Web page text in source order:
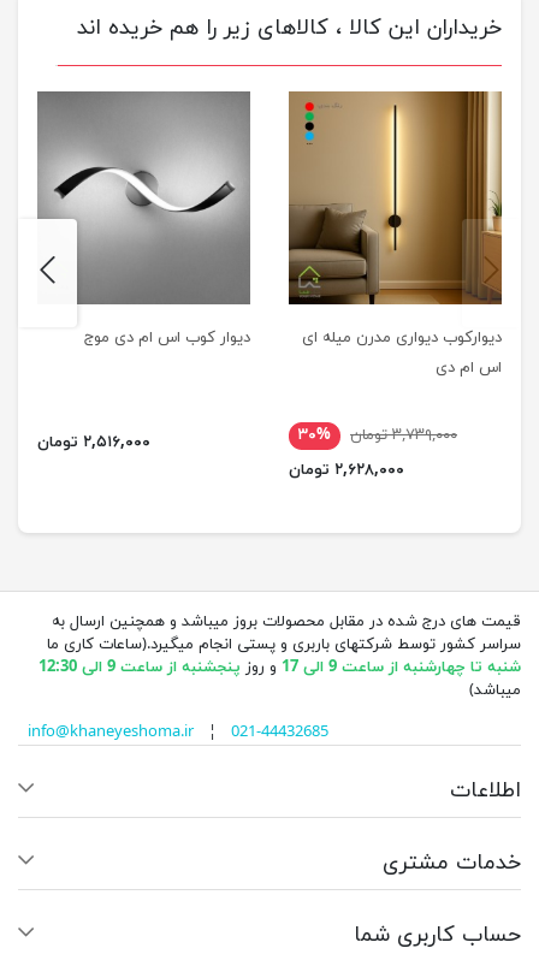
خریداران این کالا ، کالاهای زیر را هم خریده اند
دیوارکوب دیواری مدرن میله ای
اس ام دی
۳,۷۳۹,۰۰۰ تومان
۳۰%
۲,۶۲۸,۰۰۰ تومان
دیوار کوب اس ام دی موج
۲,۵۱۶,۰۰۰ تومان
previus
قیمت های درج شده در مقابل محصولات بروز میباشد و همچنین ارسال به
سراسر کشور توسط شرکتهای باربری و پستی انجام میگیرد.(ساعات کاری ما
شنبه تا چهارشنبه از ساعت 9 الی 17
و روز پنجشنبه از ساعت 9 الی 12:30
میباشد)
info@khaneyeshoma.ir¦ 021-44432685
اطلاعات
خدمات مشتری
حساب کاربری شما